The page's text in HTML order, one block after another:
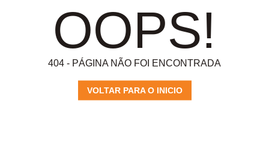
OOPS!
404 - PÁGINA NÃO FOI ENCONTRADA
VOLTAR PARA O INICIO